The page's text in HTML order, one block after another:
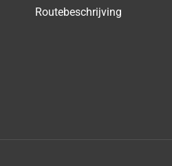
Routebeschrijving